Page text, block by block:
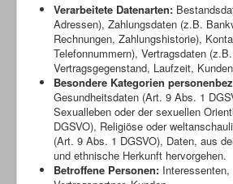
Verarbeitete Datenarten:
Adressen), Zahlungsdaten (z.B.
Rechnungen, Zahlungshistorie),
Telefonnummern), Vertragsdaten (z.B.
Vertragsgegenstand, Laufzeit,
Besondere Kategorien
Gesundheitsdaten (Art. 9 Abs. 1
Sexualleben oder der sexuellen
DGSVO), Religiöse oder
(Art. 9 Abs. 1 DGSVO), Daten, aus
und ethnische Herkunft hervorgehen.
Betroffene Personen: